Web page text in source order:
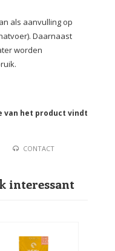
als aanvulling op
Daarnaast
worden
van het product vindt
CONTACT
interessant